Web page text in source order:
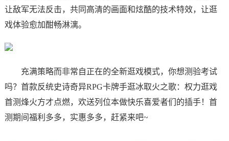
让敌军无法反击，共同高清的画面和炫酷的技术特效，让逛
戏体验愈加酣畅淋漓。
充满策略而非常自正在的全新逛戏模式，你想测验考试
吗？首款反统史诗奇异RPG卡牌手逛冰取火之歌：权力逛戏
首测烽火方才点燃，欢送列位本做快乐喜爱者们的插手！首
测期间福利多多，实惠多多，赶紧来吧~